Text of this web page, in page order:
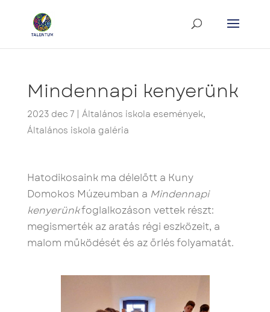
Mindennapi kenyerünk
2023 dec 7| Általános iskola események,
Általános iskola galéria
Hatodikosaink ma délelőtt a Kuny
Domokos Múzeumban a Mindennapi
kenyerünkfoglalkozáson vettek részt:
megismerték az aratás régi eszközeit, a
malom működését és az őrlés folyamatát.